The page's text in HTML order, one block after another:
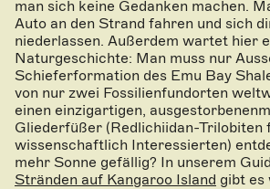
man sich keine Gedanken machen.
Auto an den Strand fahren und sich
niederlassen. Außerdem wartet hier
Naturgeschichte: Man muss nur
Schieferformation des Emu Bay
von nur zwei Fossilienfundorten
einen einzigartigen,
Gliederfüßer (Redlichiidan-Trilobiten
wissenschaftlich Interessierten)
mehr Sonne gefällig? In unserem
Stränden auf Kangaroo Island gibt es